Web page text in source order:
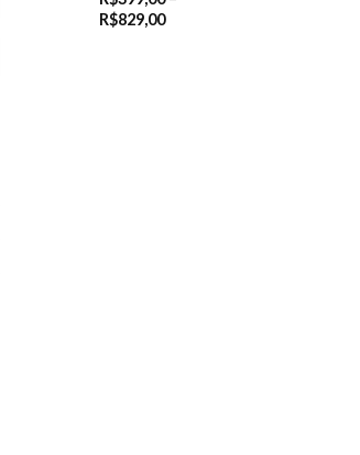
R$829,00Price